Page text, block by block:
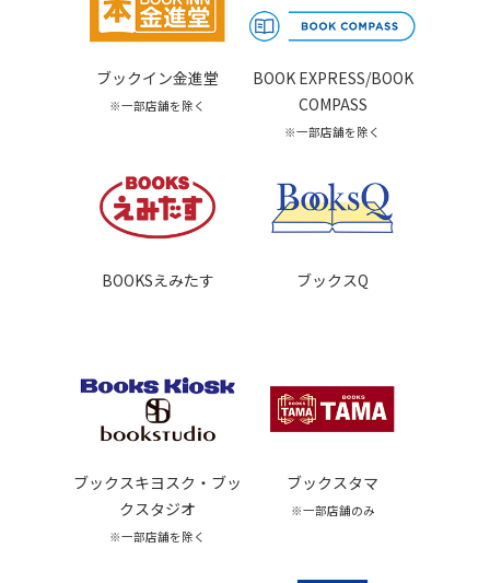
ブックイン金進堂
※一部店舗を除く
BOOK EXPRESS/BOOK
COMPASS
※一部店舗を除く
BOOKSえみたす ブックスQ
ブックスキヨスク・ブッ
クスタジオ
※一部店舗を除く
ブックスタマ
※一部店舗のみ